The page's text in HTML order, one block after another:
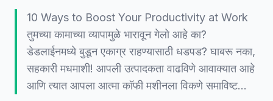
10 Ways to Boost Your Productivity at Work
तुमच्या कामाच्या व्यापामुळे भारावून गेलो आहे का?
डेडलाईनमध्ये बुडून एकाग्र राहण्यासाठी धडपड? घाबरू नका,
सहकारी मधमाशी! आपली उत्पादकता वाढविणे आवाक्यात आहे
आणि त्यात आपला आत्मा कॉफी मशीनला विकणे समाविष्ट…